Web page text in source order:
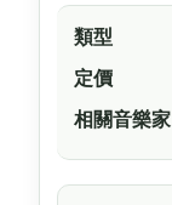
類型
定價
相關音樂家